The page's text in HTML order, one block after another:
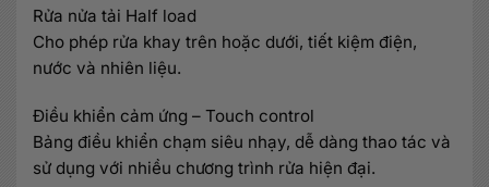
Rửa nửa tải Half load
Cho phép rửa khay trên hoặc dưới, tiết kiệm điện,
nước và nhiên liệu.
Điều khiển cảm ứng – Touch control
Bảng điều khiển chạm siêu nhạy, dễ dàng thao tác và
sử dụng với nhiều chương trình rửa hiện đại.